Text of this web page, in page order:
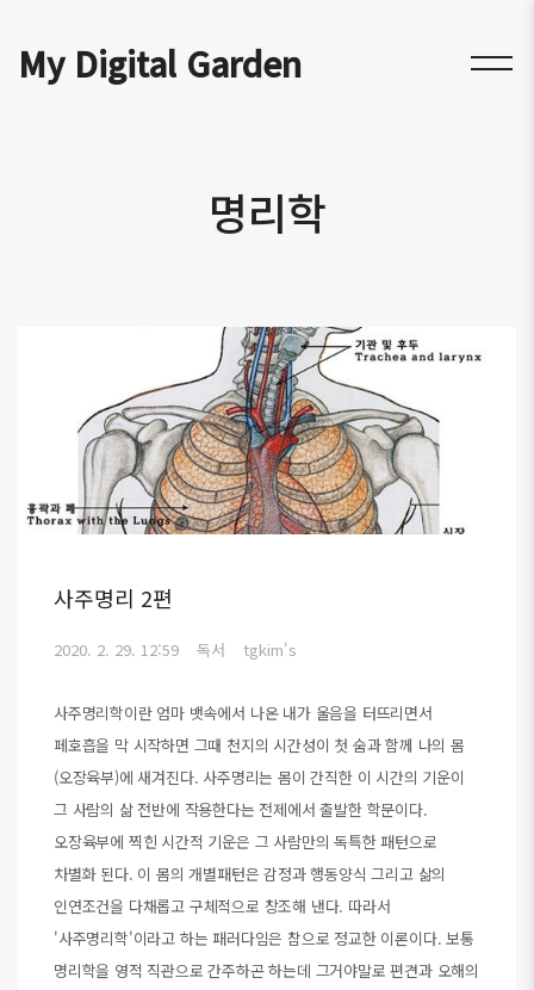
My Digital Garden
명리학
사주명리 2편
2020. 2. 29. 12:59 독서 tgkim's
사주명리학이란 엄마 뱃속에서 나온 내가 울음을 터뜨리면서
페호흡을 막 시작하면 그때 천지의 시간성이 첫 숨과 함께 나의 몸
(오장육부)에 새겨진다. 사주명리는 몸이 간직한 이 시간의 기운이
그 사람의 삶 전반에 작용한다는 전제에서 출발한 학문이다.
오장육부에 찍힌 시간적 기운은 그 사람만의 독특한 패턴으로
차별화 된다. 이 몸의 개별패턴은 감정과 행동양식 그리고 삶의
인연조건을 다채롭고 구체적으로 창조해 낸다. 따라서
'사주명리학'이라고 하는 패러다임은 참으로 정교한 이론이다. 보통
명리학을 영적 직관으로 간주하곤 하는데 그거야말로 편견과 오해의